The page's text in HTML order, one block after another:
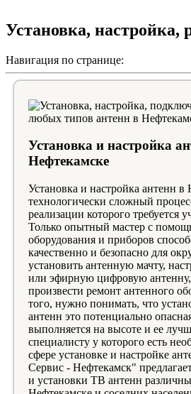
Установка, настройка,
Навигация по странице:
Установка и настройка
Нефтекамске
Установка и настройка антенн в
технологически сложный
реализации которого требуется
Только опытный мастер с
оборудования и приборов
качественно и безопасно для
установить антенную мачту,
или эфирную цифровую
произвести ремонт антенного
того, нужно понимать, что
антенн это потенциально
выполняется на высоте и ее
специалисту у которого есть
сфере установке и настройке
Сервис - Нефтекамск"
и установки ТВ антенн